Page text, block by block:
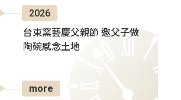
2026
台東窯藝慶父親節 邀父子做
陶碗感念土地
more